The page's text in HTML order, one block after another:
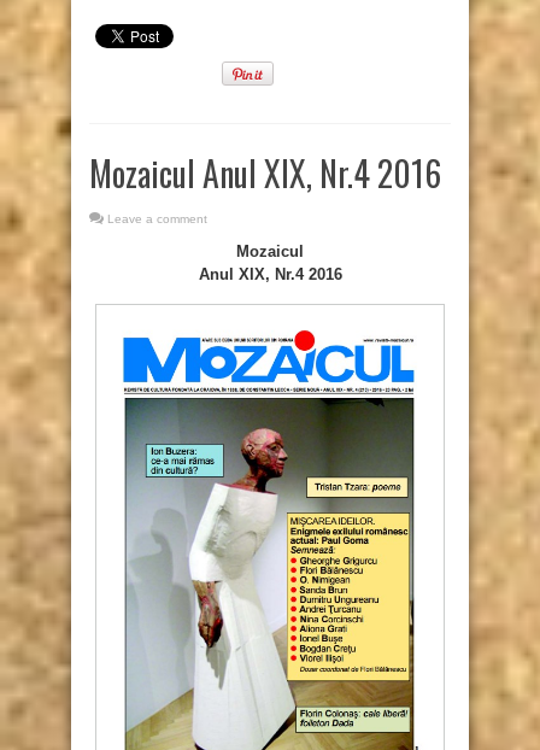
Mozaicul Anul XIX, Nr.4 2016
Leave a comment
Mozaicul
Anul XIX, Nr.4 2016